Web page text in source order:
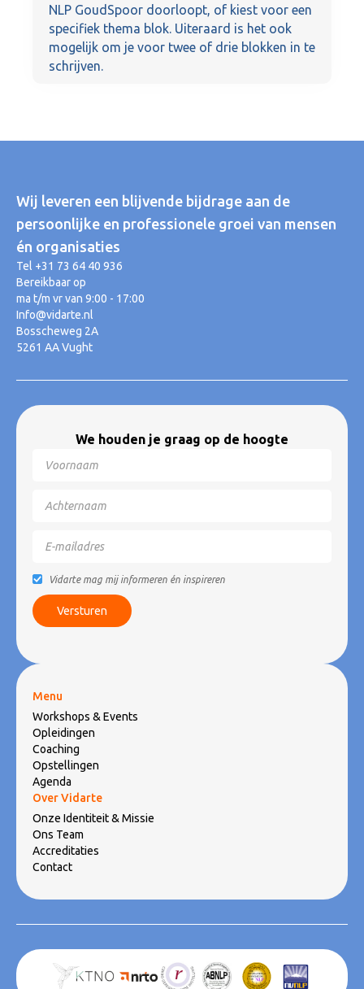
NLP GoudSpoor doorloopt, of kiest voor een
specifiek thema blok. Uiteraard is het ook
mogelijk om je voor twee of drie blokken in te
schrijven.
Wij leveren een blijvende bijdrage aan de
persoonlijke en professionele groei van mensen
én organisaties
Tel +31 73 64 40 936
Bereikbaar op
ma t/m vr van 9:00 - 17:00
Info@vidarte.nl
Bosscheweg 2A
5261 AA Vught
We houden je graag op de hoogte
Vidarte mag mij informeren én inspireren
Menu
Workshops & Events
Opleidingen
Coaching
Opstellingen
Agenda
Over Vidarte
Onze Identiteit & Missie
Ons Team
Accreditaties
Contact